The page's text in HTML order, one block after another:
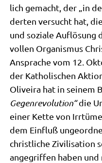
lich gemacht, der „in
der­ten ver­sucht hat,
und sozia­le Auf­lö­sung
vol­len Orga­nis­mus
Anspra­che vom 12.
der Katho­li­schen
Oli­vei­ra hat in sei­nem
Gegen­re­vo­lu­ti­on“die
einer Ket­te von
dem Ein­fluß
christ­li­che Zivi­li­sa­ti­on
ange­grif­fen haben